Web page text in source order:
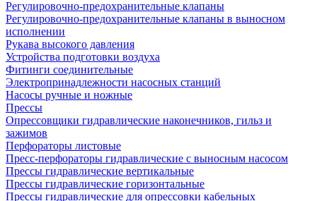
Регулировочно-предохранительные клапаны
Регулировочно-предохранительные клапаны в выносном
исполнении
Рукава высокого давления
Устройства подготовки воздуха
Фитинги соединительные
Электропринадлежности насосных станций
Насосы ручные и ножные
Прессы
Опрессовщики гидравлические наконечников, гильз и
зажимов
Перфораторы листовые
Пресс-перфораторы гидравлические с выносным насосом
Прессы гидравлические вертикальные
Прессы гидравлические горизонтальные
Прессы гидравлические для опрессовки кабельных